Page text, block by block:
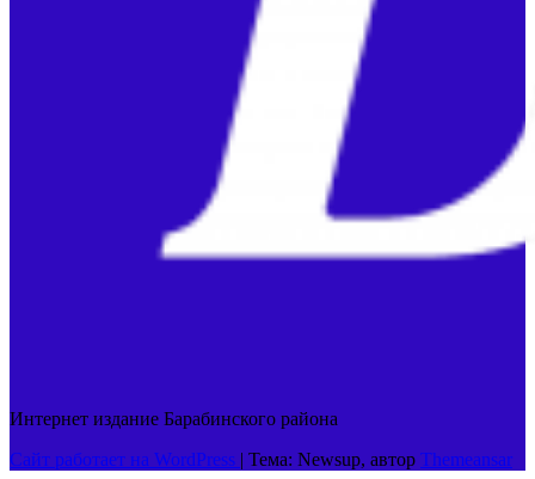
Интернет издание Барабинского района
Сайт работает на WordPress | Тема: Newsup, автор Themeansar